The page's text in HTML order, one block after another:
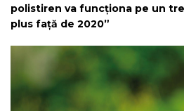
polistiren va funcționa pe un
plus față de 2020”